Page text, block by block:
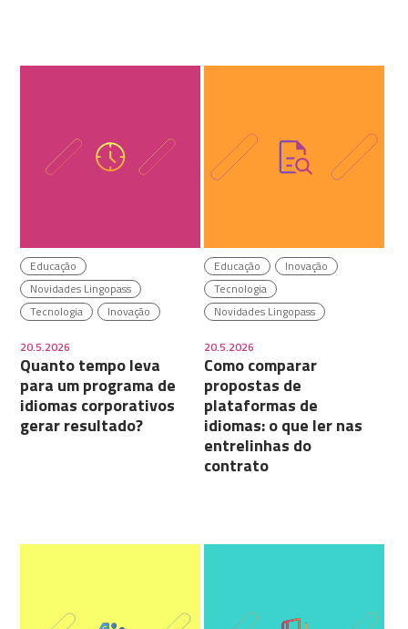
Educação
Novidades Lingopass
Tecnologia
Inovação
20.5.2026
Quanto tempo leva
para um programa de
idiomas corporativos
gerar resultado?
Educação
Inovação
Tecnologia
Novidades Lingopass
20.5.2026
Como comparar
propostas de
plataformas de
idiomas: o que ler nas
entrelinhas do
contrato